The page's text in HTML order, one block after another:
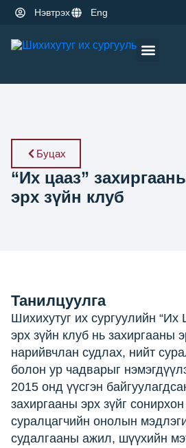
Нэвтрэх Eng
Буцах
“Их цааз”
эрх зүйн клуб
Танилцуулга
Шихихутуг их сургуулийн “Их
эрх зүйн клуб нь захиргааны
нарийвчлан судлах, нийт
болон ур чадварыг
2015 онд үүсгэн
захиргааны эрх зүйг
суралцагчийн онолын
судалгааны ажил, шүүхийн